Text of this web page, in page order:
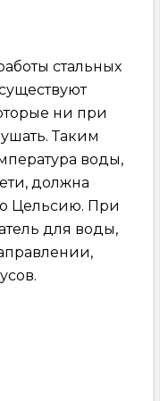
стальных
ни при
Таким
воды,
должна
Цельсию. При
для воды,